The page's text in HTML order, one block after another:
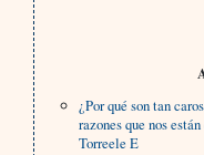
¿Por qué son tan
razones que nos
Torreele E